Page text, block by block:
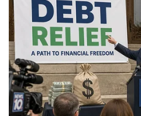
Doanh nghiệp
Thông tin doanh nghiệp
Doanh nghiệp 24h
Doanh nhân
Vì cộng đồng